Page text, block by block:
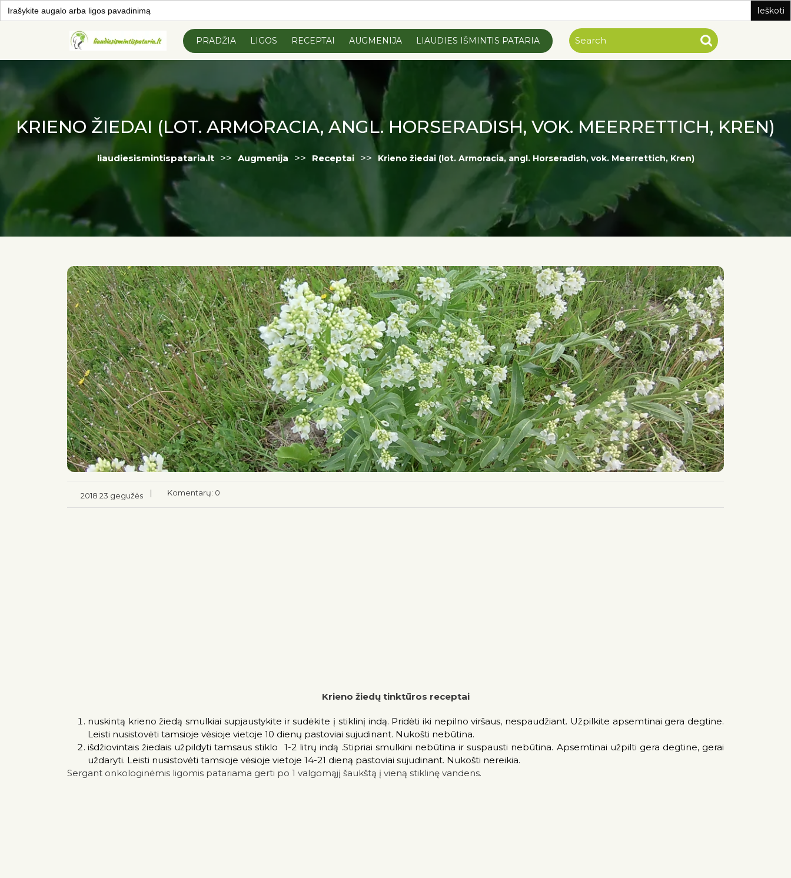
Search
for:Skip to
PRADŽIA LIGOS RECEPTAI AUGMENIJA LIAUDIES IŠMINTIS PATARIA
KRIENO ŽIEDAI (LOT. ARMORACIA, ANGL. HORSERADISH, VOK. MEERRETTICH, KREN)
liaudiesismintispataria.lt >> Augmenija >> Receptai >> Krieno žiedai (lot. Armoracia, angl. Horseradish, vok. Meerrettich, Kren)
2018 23 gegužės | Komentarų: 0
Krieno žiedų tinktūros receptai
nuskintą krieno žiedą smulkiai supjaustykite ir sudėkite į stiklinį indą. Pridėti iki nepilno viršaus, nespaudžiant. Užpilkite apsemtinai gera degtine.
Leisti nusistovėti tamsioje vėsioje vietoje 10 dienų pastoviai sujudinant. Nukošti nebūtina.
išdžiovintais žiedais užpildyti tamsaus stiklo 1-2 litrų indą .Stipriai smulkini nebūtina ir suspausti nebūtina. Apsemtinai užpilti gera degtine, gerai
uždaryti. Leisti nusistovėti tamsioje vėsioje vietoje 14-21 dieną pastoviai sujudinant. Nukošti nereikia.
Sergant onkologinėmis ligomis patariama gerti po 1 valgomąjį šaukštą į vieną stiklinę vandens.